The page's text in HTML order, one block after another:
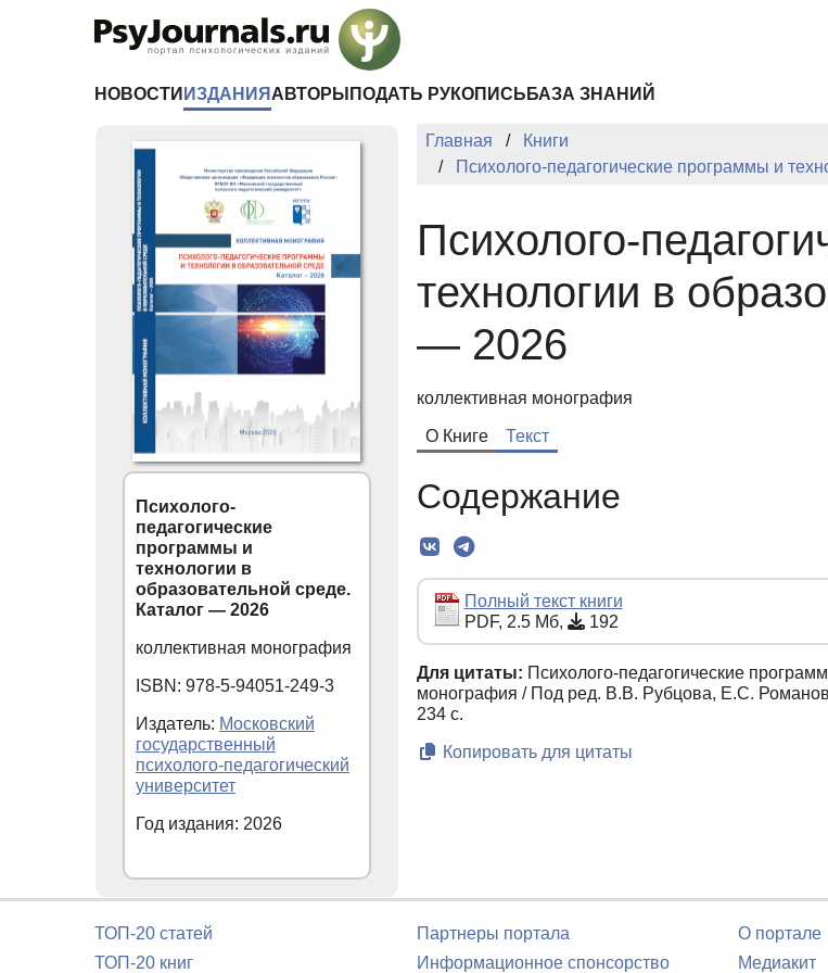
НОВОСТИ ИЗДАНИЯ АВТОРЫ ПОДАТЬ РУКОПИСЬ БАЗА ЗНАНИЙ
Главная
Книги
Психолого-педагогические программы и
Психолого-
технологии в
— 2026
коллективная монография
О Книге Текст
Содержание
Полный текст книги
PDF, 2.5 Мб,
192
Для цитаты: Психолого-педагогические
монография / Под ред. В.В. Рубцова, Е.С.
234 с.
Копировать для цитаты
Психолого-
педагогические
программы и
технологии в
образовательной среде.
Каталог — 2026
коллективная монография
ISBN: 978-5-94051-249-3
Издатель: Московский
государственный
психолого-педагогический
университет
Год издания: 2026
ТОП-20 статей
ТОП-20 книг
Партнеры портала
Информационное спонсорство
О портале
Медиакит